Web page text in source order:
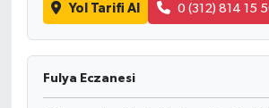
Yol Tarifi Al 0 (312) 814 15
Fulya Eczanesi